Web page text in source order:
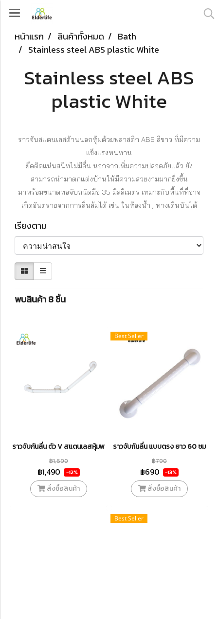
หน้าแรก สินค้าทั้งหมด
Bath
Stainless steel ABS plastic White
Stainless steel ABS
plastic White
ราวจับสแตนเลสด้านนอกหุ้มด้วยพลาสติก ABS สีขาว ที่มีความ
แข็งแรงทนทาน
ยึดติดแน่นสนิทไม่มีลื่น นอกจากเพิ่มความปลอดภัยแล้ว ยัง
สามารถนำมาตกแต่งบ้านให้มีความสวยงามมากยิ่งขึ้น
มาพร้อมขนาดท่อจับถนัดมือ 35 มิลลิเมตร เหมาะกับพื้นที่ที่อาจ
เกิดอันตรายจากการลื่นล้มได้ เช่น ในห้องน้ำ , ทางเดินบันได้
เรียงตาม
พบสินค้า 8 ชิ้น
ราวจับกันลื่น ตัว V สแตนเลสหุ้มพลาสติก สีขาว รุ่น BH-015
฿1,690
฿1,490 -12%
สั่งซื้อสินค้า
Best Seller
ราวจับกันลื่น แบบตรง ยาว 60 ซม.
฿790
฿690 -13%
สั่งซื้อสินค้า
Best Seller